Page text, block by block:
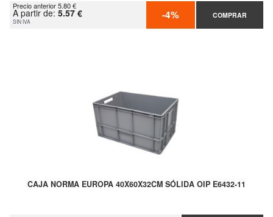
Precio anterior 5.80 €
A partir de: 5.57 €
SIN IVA -4% COMPRAR
CAJA NORMA EUROPA 40X60X32CM SÓLIDA OIP E6432-11